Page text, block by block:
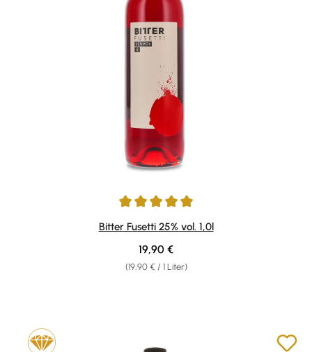
Durchschnittliche Bewertung von 5 von 5 Sternen
Bitter Fusetti 25% vol. 1,0l
(19,90 € / 1 Liter)
Regulärer Preis:
19,90 €